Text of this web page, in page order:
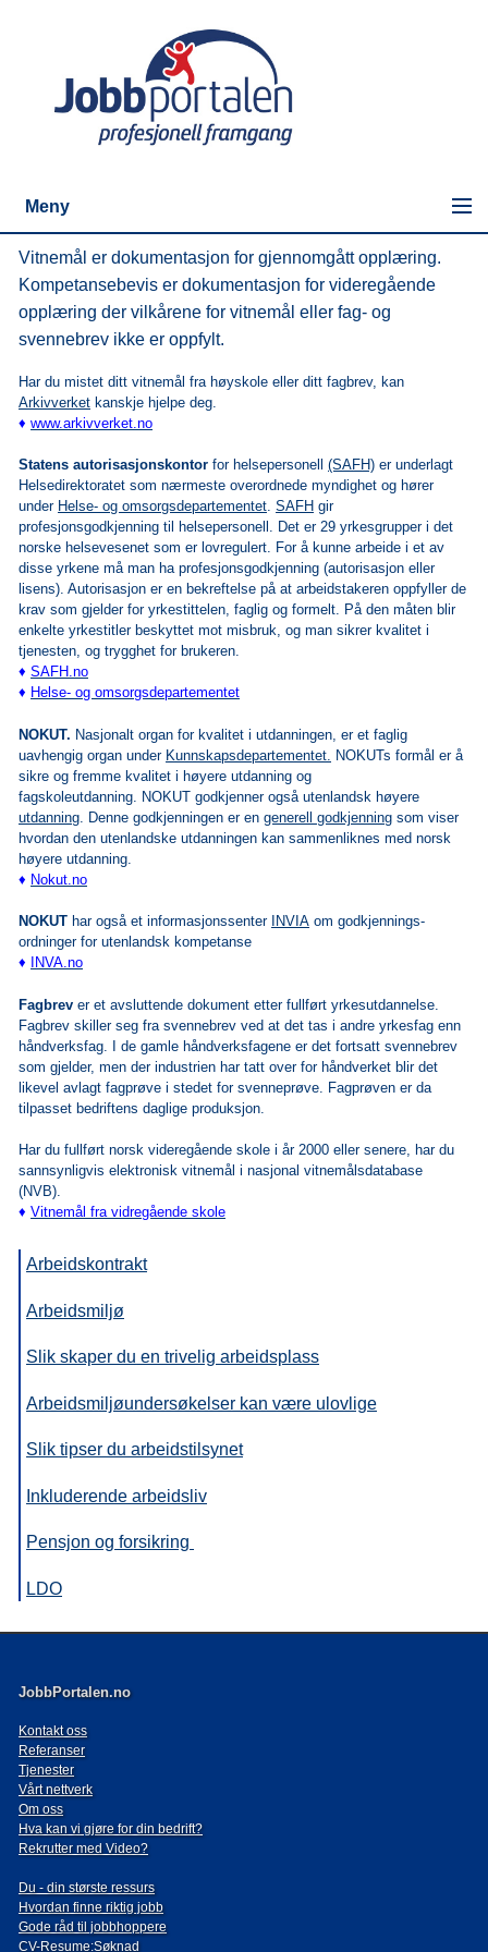
Meny
Vitnemål er dokumentasjon for gjennomgått opplæring.
Kompetansebevis er dokumentasjon for videregående
opplæring der vilkårene for vitnemål eller fag- og
svennebrev ikke er oppfylt.
Har du mistet ditt vitnemål fra høyskole eller ditt fagbrev, kan
Arkivverket kanskje hjelpe deg.
♦ www.arkivverket.no
Statens autorisasjonskontor for helsepersonell(SAFH) er underlagt
Helsedirektoratet som nærmeste overordnede myndighet og hører
under Helse- og omsorgsdepartementet.SAFH gir
profesjonsgodkjenning til helsepersonell. Det er 29 yrkesgrupper i det
norske helsevesenet som er lovregulert. For å kunne arbeide i et av
disse yrkene må man ha profesjonsgodkjenning (autorisasjon eller
lisens). Autorisasjon er en bekreftelse på at arbeidstakeren oppfyller de
krav som gjelder for yrkestittelen, faglig og formelt. På den måten blir
enkelte yrkestitler beskyttet mot misbruk, og man sikrer kvalitet i
tjenesten, og trygghet for brukeren.
♦ SAFH.no
♦ Helse- og omsorgsdepartementet
NOKUT. Nasjonalt organ for kvalitet i utdanningen, er et faglig
uavhengig organ under Kunnskapsdepartementet. NOKUTs formål er å
sikre og fremme kvalitet i høyere utdanning og
fagskoleutdanning. NOKUT godkjenner også utenlandsk høyere
utdanning . Denne godkjenningen er engenerell godkjenning som viser
hvordan den utenlandske utdanningen kan sammenliknes med norsk
høyere utdanning.
♦ Nokut.no
NOKUT har også et informasjonssenter INVIA om godkjennings-
ordninger for utenlandsk kompetanse
♦
INVA.no
Fagbrev er et avsluttende dokument etter fullført yrkesutdannelse.
Fagbrev skiller seg fra svennebrev ved at det tas i andre yrkesfag enn
håndverksfag. I de gamle håndverksfagene er det fortsatt svennebrev
som gjelder, men der industrien har tatt over for håndverket blir det
likevel avlagt fagprøve i stedet for svenneprøve. Fagprøven er da
tilpasset bedriftens daglige produksjon.
Har du fullført norsk videregående skole i år 2000 eller senere, har du
sannsynligvis elektronisk vitnemål i nasjonal vitnemålsdatabase
(NVB).
♦Vitnemål fra vidregående skole
Arbeidskontrakt
Arbeidsmiljø
Slik skaper du en trivelig arbeidsplass
Arbeidsmiljøundersøkelser kan være ulovlige
Slik tipser du arbeidstilsynet
Inkluderende arbeidsliv
Pensjon og forsikring
LDO
JobbPortalen.no
Kontakt oss
Referanser
Tjenester
Vårt nettverk
Om oss
Hva kan vi gjøre for din bedrift?
Rekrutter med Video?
Du - din største ressurs
Hvordan finne riktig jobb
Gode råd til jobbhoppere
CV-Resume:Søknad